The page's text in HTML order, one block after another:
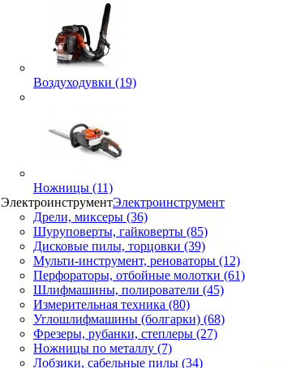
Воздуходувки (19)
Ножницы (11)
ЭлектроинструментЭлектроинструмент
Дрели, миксеры (36)
Шуруповерты, гайковерты (85)
Дисковые пилы, торцовки (39)
Мульти-инструмент, реноваторы (12)
Перфораторы, отбойные молотки (61)
Шлифмашины, полирователи (45)
Измерительная техника (80)
Углошлифмашины (болгарки) (68)
Фрезеры, рубанки, степлеры (27)
Ножницы по металлу (7)
Лобзики, сабельные пилы (34)